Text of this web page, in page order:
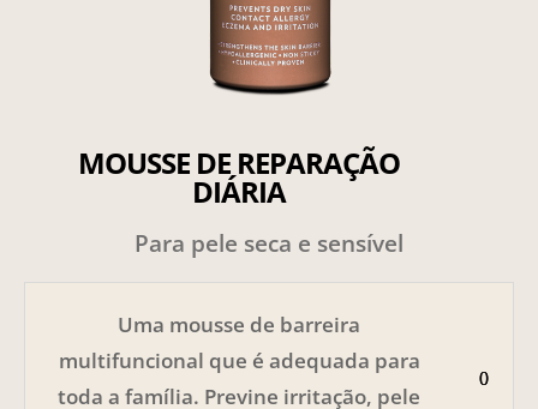
MOUSSE DE REPARAÇÃO
DIÁRIA
Para pele seca e sensível
Uma mousse de barreira
multifuncional que é adequada para
toda a família. Previne irritação, pele